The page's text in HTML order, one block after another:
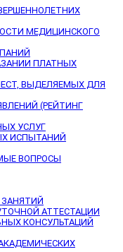
МЕДИЦИНСКОГО
ПЛАТНЫХ
ВЫДЕЛЯЕМЫХ ДЛЯ
(РЕЙТИНГ
УСЛУГ
ИСПЫТАНИЙ
ВОПРОСЫ
АТТЕСТАЦИИ
КОНСУЛЬТАЦИЙ